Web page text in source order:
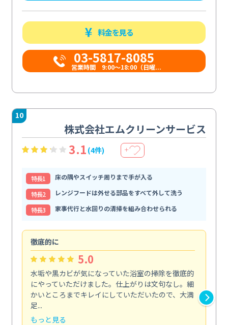
料金を見る
03-5817-8085
営業時間 9:00～18:00（日曜...
10
株式会社エムクリーンサービス
3.1 (4件) ＋
特⻑1
床の隅やスイッチ周りまで手が入る
特⻑2
レンジフードは外せる部品をすべて外して洗う
特⻑3
家事代行と水回りの清掃を組み合わせられる
徹底的に
5.0
水垢や黒カビが気になっていた浴室の掃除を徹底的
にやっていただけました。仕上がりは文句なし。細
かいところまでキレイにしていただいたので、大満
足...
もっと見る